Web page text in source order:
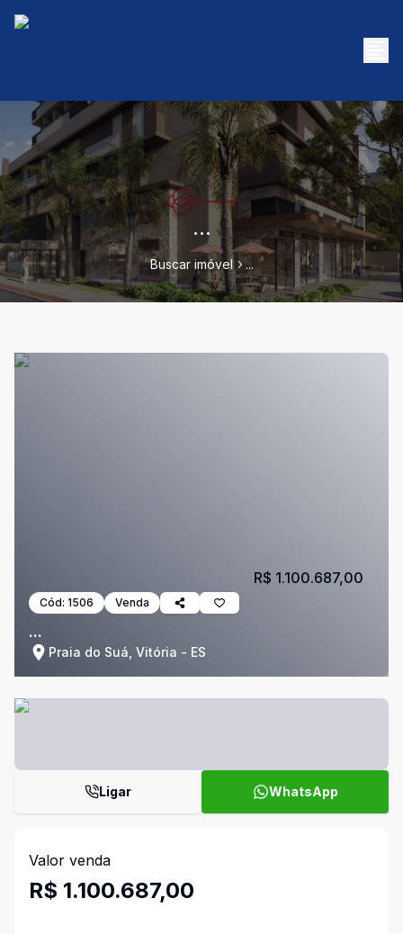
...
Buscar imóvel ...
Cód: 1506 Venda
...
Praia do Suá, Vitória - ES
R$ 1.100.687,00
Ligar WhatsApp
Valor venda
R$ 1.100.687,00